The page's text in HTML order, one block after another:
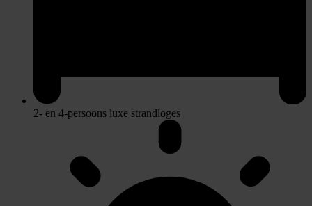
2- en 4-persoons luxe strandloges